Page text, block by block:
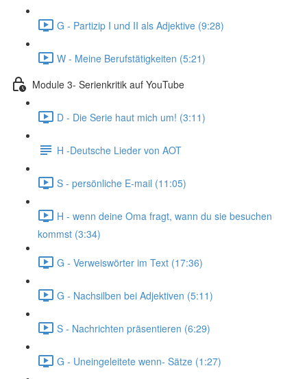
G - Partizip I und II als Adjektive (9:28)
W - Meine Berufstätigkeiten (5:21)
Module 3- Serienkritik auf YouTube
D - Die Serie haut mich um! (3:11)
H -Deutsche Lieder von AOT
S - persönliche E-mail (11:05)
H - wenn deine Oma fragt, wann du sie besuchen
kommst (3:34)
G - Verweiswörter im Text (17:36)
G - Nachsilben bei Adjektiven (5:11)
S - Nachrichten präsentieren (6:29)
G - Uneingeleitete wenn- Sätze (1:27)